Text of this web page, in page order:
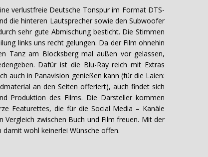
verlustfreie Deutsche Tonspur im Format DTS-
die hinteren Lautsprecher sowie den Subwoofer
sehr gute Abmischung besticht. Die Stimmen
links uns recht gelungen. Da der Film ohnehin
Tanz am Blocksberg mal außen vor gelassen,
Dafür ist die Blu-Ray reich mit Extras
auch in Panavision genießen kann (für die Laien:
an den Seiten offeriert), auch findet sich
Produktion des Films. Die Darsteller kommen
Featurettes, die für die Social Media – Kanäle
zwischen Buch und Film freuen. Mit der
wohl keinerlei Wünsche offen.